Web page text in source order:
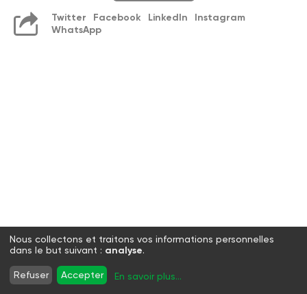
Twitter Facebook LinkedIn
Instagram
WhatsApp
Nous collectons et traitons vos informations personnelles
dans le but suivant : analyse.
Refuser Accepter En savoir plus...